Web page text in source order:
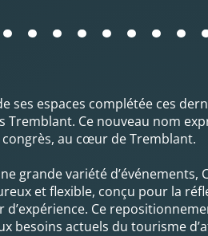
ses espaces complétée ces
Ce nouveau nom
congrès, au cœur de Tremblant.
grande variété
et flexible, conçu pour la
Ce
besoins actuels du tourisme